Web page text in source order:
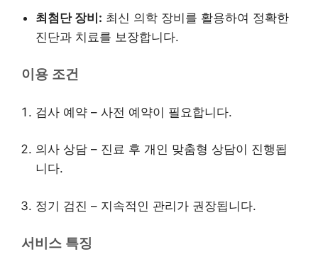
최첨단 장비: 최신 의학 장비를 활용하여 정확한
진단과 치료를 보장합니다.
이용 조건
검사 예약 – 사전 예약이 필요합니다.
의사 상담 – 진료 후 개인 맞춤형 상담이 진행됩
니다.
정기 검진 – 지속적인 관리가 권장됩니다.
서비스 특징